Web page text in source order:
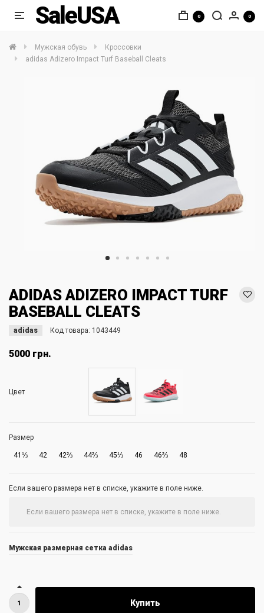
SaleUSA 0 0
Мужская обувь
Кроссовки
adidas Adizero Impact Turf Baseball Cleats
ADIDAS ADIZERO IMPACT TURF
BASEBALL CLEATS
adidas Код товара: 1043449
5000 грн.
Цвет
Размер
41⅓ 42 42⅔ 44⅔ 45⅓ 46 46⅔ 48
Если вашего размера нет в списке, укажите в поле ниже.
Мужская размерная сетка adidas
Купить